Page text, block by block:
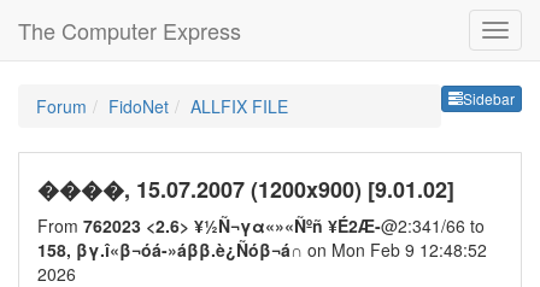
The Computer Express
Sidebar
Forum FidoNet ALLFIX FILE
����, 15.07.2007 (1200x900) [9.01.02]
From 762023 <2.6> ¥½Ñ¬γα«»«Ñºñ ¥É2Æ-@2:341/66 to
158, βγ.î«β¬óá-»áββ.è¿Ñóβ¬á∩ on Mon Feb 9 12:48:52
2026